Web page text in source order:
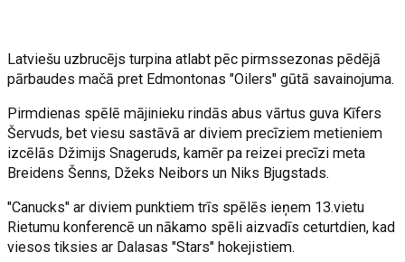
Latviešu uzbrucējs turpina atlabt pēc pirmssezonas pēdējā
pārbaudes mačā pret Edmontonas "Oilers" gūtā savainojuma.
Pirmdienas spēlē mājinieku rindās abus vārtus guva Kīfers
Šervuds, bet viesu sastāvā ar diviem precīziem metieniem
izcēlās Džimijs Snageruds, kamēr pa reizei precīzi meta
Breidens Šenns, Džeks Neibors un Niks Bjugstads.
"Canucks" ar diviem punktiem trīs spēlēs ieņem 13.vietu
Rietumu konferencē un nākamo spēli aizvadīs ceturtdien, kad
viesos tiksies ar Dalasas "Stars" hokejistiem.